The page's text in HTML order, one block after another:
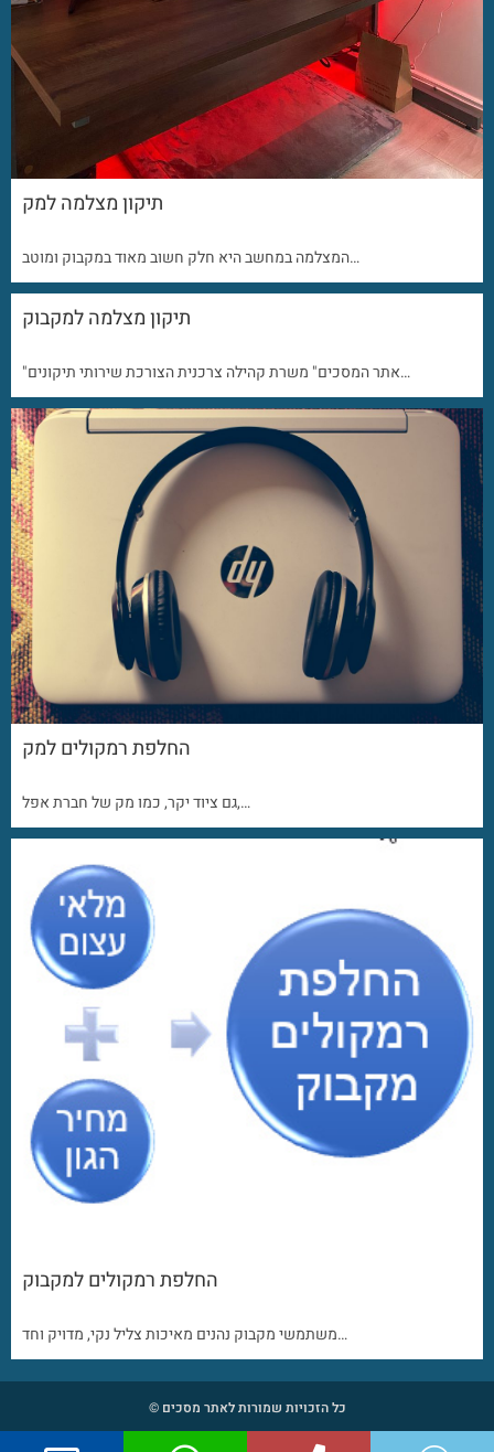
תיקון מצלמה למק
המצלמה במחשב היא חלק חשוב מאוד במקבוק ומוטב…
תיקון מצלמה למקבוק
"אתר המסכים" משרת קהילה צרכנית הצורכת שירותי תיקונים…
החלפת רמקולים למק
גם ציוד יקר, כמו מק של חברת אפל,…
החלפת רמקולים למקבוק
משתמשי מקבוק נהנים מאיכות צליל נקי, מדויק וחד…
כל הזכויות שמורות לאתר מסכים ©